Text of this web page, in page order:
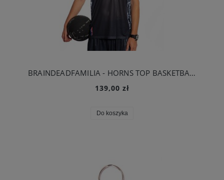
BRAINDEADFAMILIA - HORNS TOP BASKETBALL CZARNY
139,00 zł
Do koszyka